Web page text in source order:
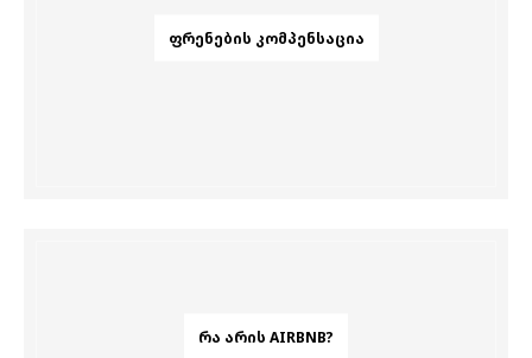
ᲤᲠᲔᲜᲔᲑᲘᲡ ᲙᲝᲛᲞᲔᲜᲡᲐᲪᲘᲐ
ᲠᲐ ᲐᲠᲘᲡ AIRBNB?